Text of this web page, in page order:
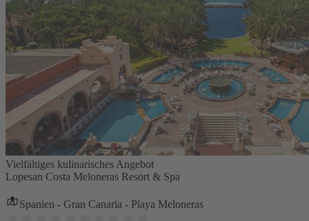
Vielfältiges kulinarisches Angebot
Lopesan Costa Meloneras Resort & Spa
Spanien - Gran Canaria - Playa Meloneras